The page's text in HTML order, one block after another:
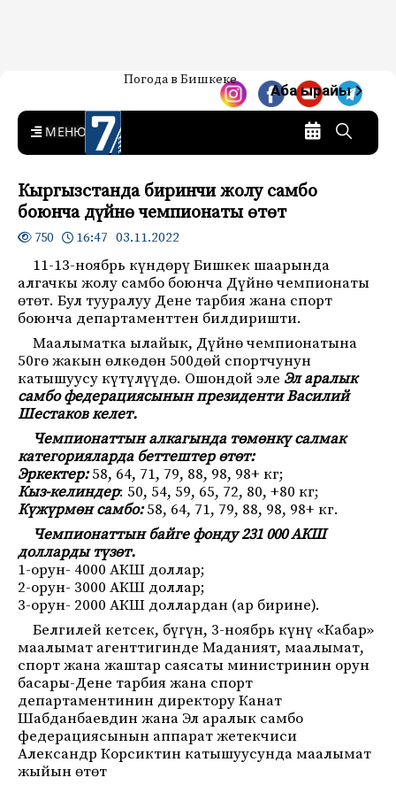
7-канал. Жаңылыктар —
Кыргызстан
Жаңылыктар — Кыргызстан
Погода в Бишкеке
Аба ырайы
MENU
Кыргызстанда биринчи жолу самбо
боюнча дүйнө чемпионаты өтөт
750 16:47 03.11.2022
11-13-ноябрь күндөрү Бишкек шаарында
алгачкы жолу самбо боюнча Дүйнө чемпионаты
өтөт. Бул тууралуу Дене тарбия жана спорт
боюнча департаменттен билдиришти.
Маалыматка ылайык, Дүйнө чемпионатына
50гө жакын өлкөдөн 500дөй спортчунун
катышуусу күтүлүүдө. Ошондой эле Эл аралык
самбо федерациясынын президенти Василий
Шестаков келет.
Чемпионаттын алкагында төмөнкү салмак
категорияларда беттештер өтөт:
Эркектер: 58, 64, 71, 79, 88, 98, 98+ кг;
Кыз-келиндер: 50, 54, 59, 65, 72, 80, +80 кг;
Күжүрмөн самбо:58, 64, 71, 79, 88, 98, 98+ кг.
Чемпионаттын байге фонду 231 000 АКШ
долларды түзөт.
1-орун- 4000 АКШ доллар;
2-орун- 3000 АКШ доллар;
3-орун- 2000 АКШ доллардан (ар бирине).
Белгилей кетсек, бүгүн, 3-ноябрь күнү «Кабар»
маалымат агенттигинде Маданият, маалымат,
спорт жана жаштар саясаты министринин орун
басары-Дене тарбия жана спорт
департаментинин директору Канат
Шабданбаевдин жана Эл аралык самбо
федерациясынын аппарат жетекчиси
Александр Корсиктин катышуусунда маалымат
жыйын өтөт